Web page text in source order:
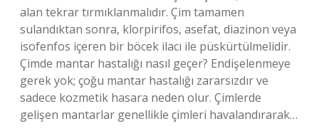
alan tekrar tırmıklanmalıdır. Çim tamamen
sulandıktan sonra, klorpirifos, asefat, diazinon veya
isofenfos içeren bir böcek ilacı ile püskürtülmelidir.
Çimde mantar hastalığı nasıl geçer? Endişelenmeye
gerek yok; çoğu mantar hastalığı zararsızdır ve
sadece kozmetik hasara neden olur. Çimlerde
gelişen mantarlar genellikle çimleri havalandırarak…